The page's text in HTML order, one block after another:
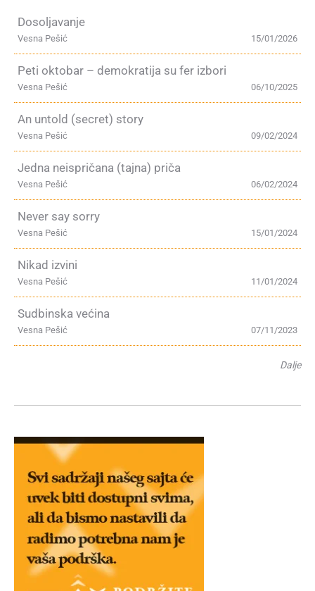
Dosoljavanje
15/01/2026
Vesna Pešić
Peti oktobar – demokratija su fer izbori
06/10/2025
Vesna Pešić
An untold (secret) story
09/02/2024
Vesna Pešić
Jedna neispričana (tajna) priča
06/02/2024
Vesna Pešić
Never say sorry
15/01/2024
Vesna Pešić
Nikad izvini
11/01/2024
Vesna Pešić
Sudbinska većina
07/11/2023
Vesna Pešić
Dalje